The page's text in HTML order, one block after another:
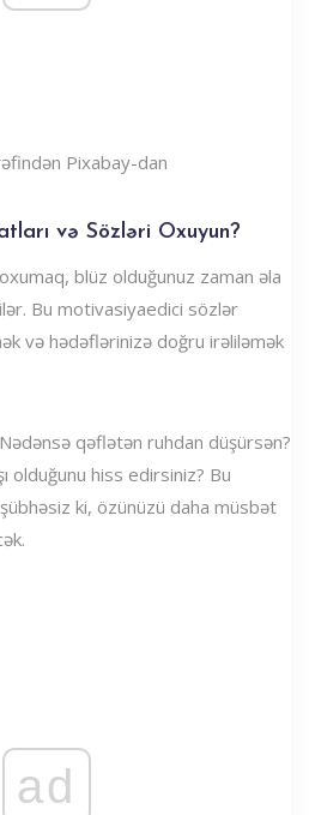
Pixabay-dan
və Sözləri Oxuyun?
blüz olduğunuz zaman əla
Bu motivasiyaedici sözlər
və hədəflərinizə doğru irəliləmək
qəflətən ruhdan düşürsən?
olduğunu hiss edirsiniz? Bu
ki, özünüzü daha müsbət
ad